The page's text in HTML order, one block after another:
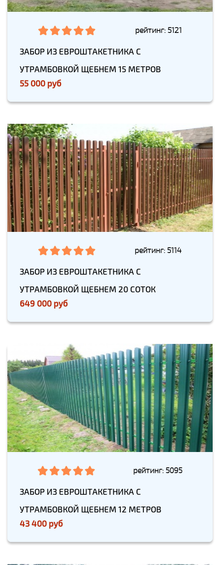
рейтинг: 5121
ЗАБОР ИЗ ЕВРОШТАКЕТНИКА С
УТРАМБОВКОЙ ЩЕБНЕМ 15 МЕТРОВ
55 000 руб
рейтинг: 5114
ЗАБОР ИЗ ЕВРОШТАКЕТНИКА С
УТРАМБОВКОЙ ЩЕБНЕМ 20 СОТОК
649 000 руб
рейтинг: 5095
ЗАБОР ИЗ ЕВРОШТАКЕТНИКА С
УТРАМБОВКОЙ ЩЕБНЕМ 12 МЕТРОВ
43 400 руб